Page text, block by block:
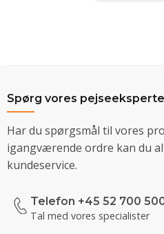
Spørg vores
Har du spørgsmål til vores
igangværende ordre kan du
kundeservice.
Telefon +45 52 700
Tal med vores specialister